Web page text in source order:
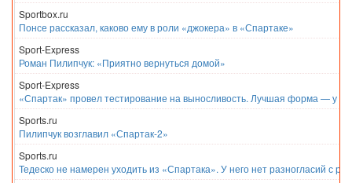
Sportbox.ru
Понсе рассказал, каково ему в роли «джокера» в «Спартаке»
Sport-Express
Роман Пилипчук: «Приятно вернуться домой»
Sport-Express
«Спартак» провел тестирование на выносливость. Лучшая форма — у
Sports.ru
Пилипчук возглавил «Спартак-2»
Sports.ru
Тедеско не намерен уходить из «Спартака». У него нет разногласий с